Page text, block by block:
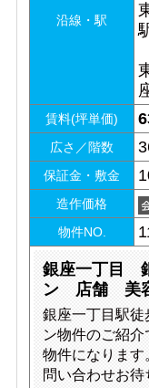
沿線・駅
賃料(坪単価)
広さ／階数
保証金・敷金
造作価格
物件NO.
銀座一丁目
ン 店舗 美
銀座一丁目駅徒
ン物件のご紹
物件になりま
問い合わせお待